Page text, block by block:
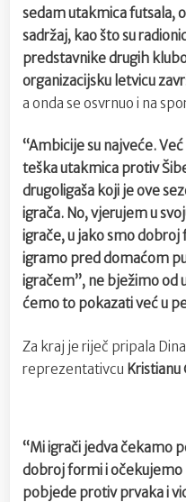
sedam utakmica futsala,
sadržaj, kao što su
predstavnike drugih
organizacijsku letvicu
a onda se osvrnuo i na
“Ambicije su najveće.
teška utakmica protiv
drugoligaša koji je ove
igrača. No, vjerujem u
igrače, u jako smo dobroj
igramo pred domaćom
igračem”, ne bježimo od
ćemo to pokazati već u
Za kraj je riječ pripala
reprezentativcu Kristianu
“Mi igrači jedva čekamo
dobroj formi i očekujemo
pobjede protiv prvaka i